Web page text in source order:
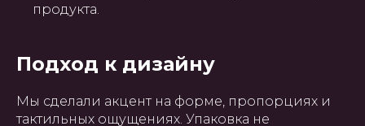
продукта.
Подход к дизайну
Мы сделали акцент на форме, пропорциях и
тактильных ощущениях. Упаковка не